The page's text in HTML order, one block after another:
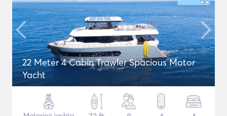
22 Meter 4 Cabin Trawler Spacious Motor
Yacht